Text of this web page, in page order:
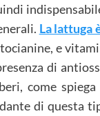
La lattuga
e
di
come
di questa